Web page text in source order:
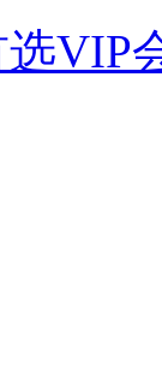
选VIP